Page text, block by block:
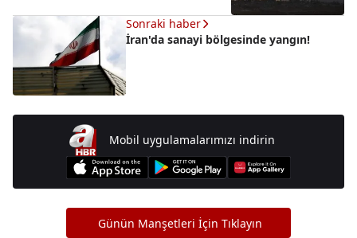
Sonraki haber
İran'da sanayi bölgesinde yangın!
Mobil uygulamalarımızı indirin
Günün Manşetleri İçin Tıklayın